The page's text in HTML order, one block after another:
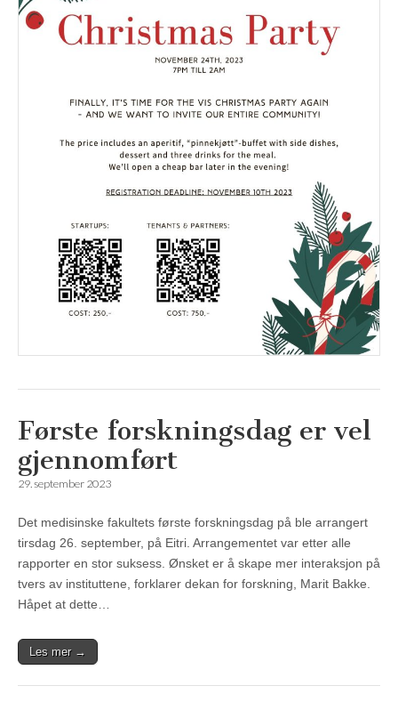
Første forskningsdag er vel
gjennomført
29. september 2023
Det medisinske fakultets første forskningsdag på ble arrangert
tirsdag 26. september, på Eitri. Arrangementet var etter alle
rapporter en stor suksess. Ønsket er å skape mer interaksjon på
tvers av instituttene, forklarer dekan for forskning, Marit Bakke.
Håpet at dette…
Les mer →